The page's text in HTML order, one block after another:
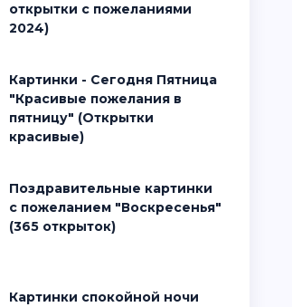
открытки с пожеланиями
2024)
Картинки - Сегодня Пятница
"Красивые пожелания в
пятницу" (Открытки
красивые)
Поздравительные картинки
с пожеланием "Воскресенья"
(365 открыток)
Картинки спокойной ночи